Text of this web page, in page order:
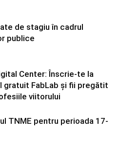
de stagiu în cadrul
publice
Center: Înscrie-te la
gratuit FabLab și fii pregătit
viitorului
TNME pentru perioada 17-